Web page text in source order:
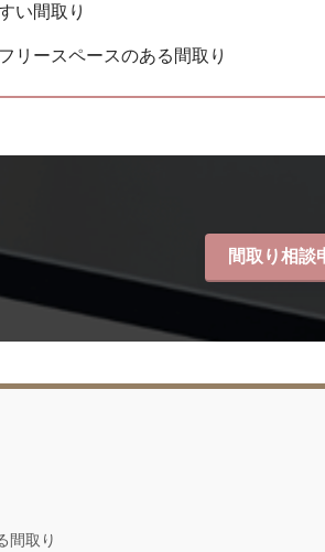
い間取り
リースペースのある間取り
間取り相談
間取り